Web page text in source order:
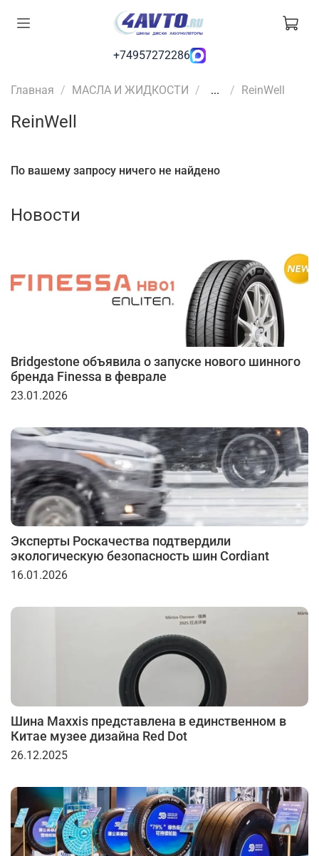
+74957272286
Главная МАСЛА И ЖИДКОСТИ ... ReinWell
ReinWell
По вашему запросу ничего не найдено
Новости
Bridgestone объявила о запуске нового шинного
бренда Finessa в феврале
23.01.2026
Эксперты Роскачества подтвердили
экологическую безопасность шин Cordiant
16.01.2026
Шина Maxxis представлена в единственном в
Китае музее дизайна Red Dot
26.12.2025